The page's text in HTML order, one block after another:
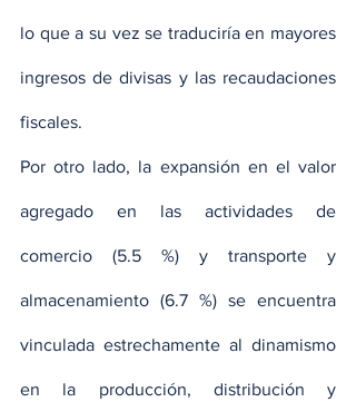
lo que a su vez se traduciría en mayores
ingresos de divisas y las recaudaciones
fiscales.
Por otro lado, la expansión en el valor
agregado en las actividades de
comercio (5.5 %) y transporte y
almacenamiento (6.7 %) se encuentra
vinculada estrechamente al dinamismo
en la producción, distribución y